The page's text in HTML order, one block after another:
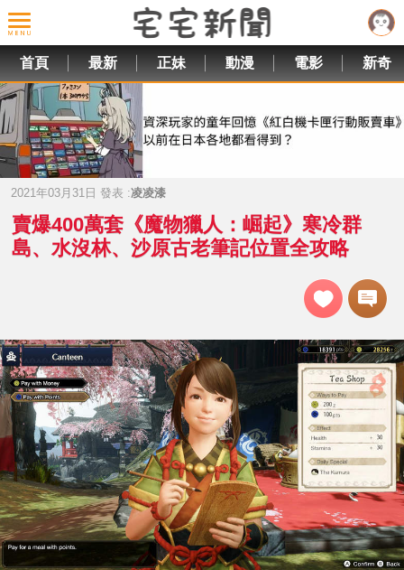
首頁 最新 正妹 動漫 電影 新奇
2021年03月31日 發表 :凌凌漆
賣爆400萬套《魔物獵人：崛起》寒冷群
島、水沒林、沙原古老筆記位置全攻略